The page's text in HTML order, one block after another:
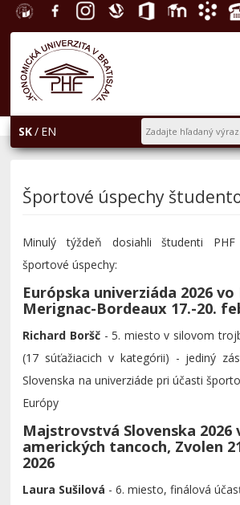
EU v
Bratislave
FacebookInstagramSlovenská
ekonomická
knižnica
Office E-
SK EN
Športové úspechy
Minulý týždeň dosiahli študenti
športové úspechy:
Európska univerziáda 2026 vo
Merignac-Bordeaux 17.-20.
Richard Boršč - 5. miesto v silovom
(17 súťažiacich v kategórii) - jediný
Slovenska na univerziáde pri účasti
Európy
Majstrovstvá Slovenska 2026
amerických tancoch, Zvolen
2026
Laura Sušilová - 6. miesto, finálová